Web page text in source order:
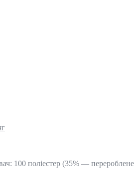
100 поліестер (35% — перероблене